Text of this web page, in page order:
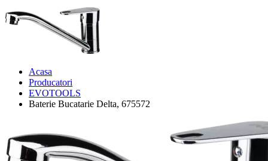
Acasa
Producatori
EVOTOOLS
Baterie Bucatarie Delta, 675572